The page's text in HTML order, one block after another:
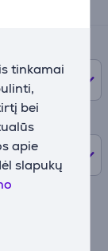
tinkamai
bei
apie
slapukų
-